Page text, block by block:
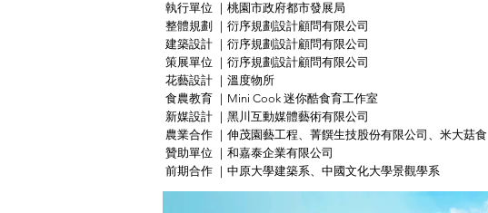
執行單位
｜ 桃園市政府都市發展局
整體規劃
｜ 衍序規劃設計顧問有限公司
建築設計 ｜ 衍序規劃設計顧問有限公司
策展單位
｜ 衍序規劃設計顧問有限公司
花藝設計 ｜ 溫度物所
食農教育 ｜ Mini Cook 迷你酷食育工作室
新媒設計 ｜ 黑川互動媒體藝術有限公司
農業合作 ｜ 伸茂園藝工程、菁饌生技股份有限公司、米大菇食
贊助單位
｜ 和嘉泰企業有限公司
前期合作 ｜ 中原大學建築系、中國文化大學景觀學系